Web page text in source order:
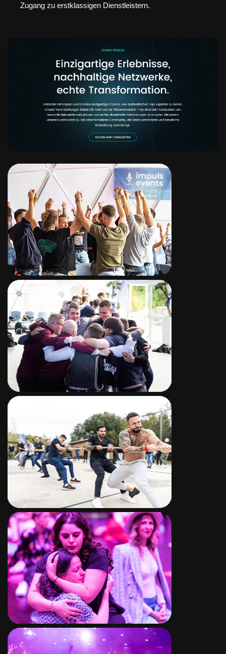
Zugang zu erstklassigen Dienstleistern.